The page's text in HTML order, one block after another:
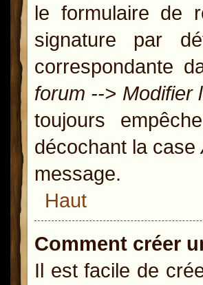
le formulaire de
signature par
correspondante
forum --> Modifier
toujours
décochant la case
message.
Haut
Comment créer
Il est facile de